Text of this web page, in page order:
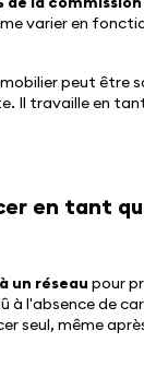
varier en
peut être
Il travaille en
en tant
un réseaupour
à l'absence de
seul, même